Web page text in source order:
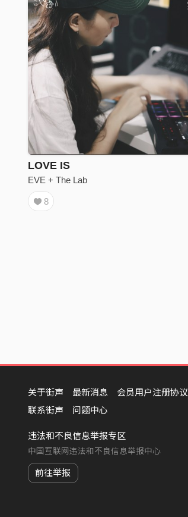
LOVE IS
EVE + The Lab
8
关于街声 最新消息 会员用户注册协议
联系街声
问题中心
违法和不良信息举报专区
中国互联网违法和不良信息举报中心
前往举报